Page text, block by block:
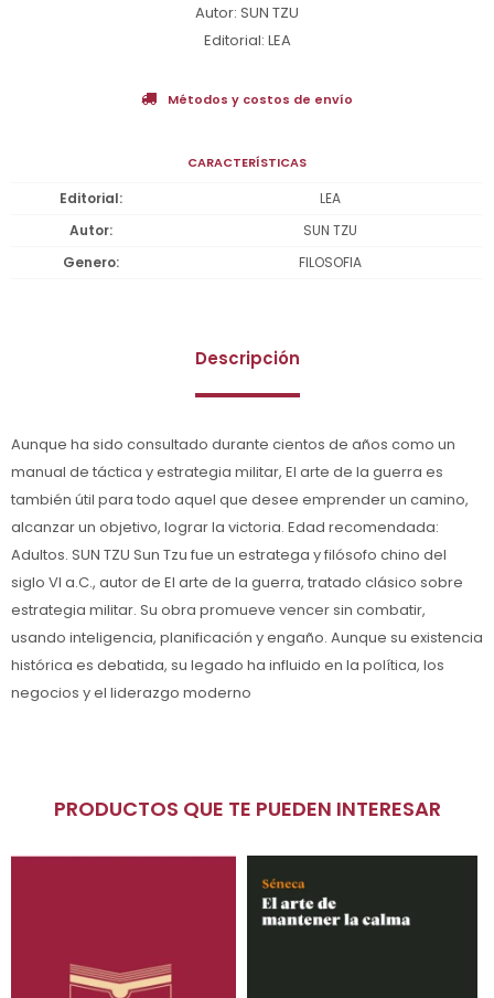
Autor: SUN TZU
Editorial: LEA
Métodos y costos de envío
CARACTERÍSTICAS
Editorial
LEA
Autor
SUN TZU
Genero
FILOSOFIA
Descripción
Aunque ha sido consultado durante cientos de años como un
manual de táctica y estrategia militar, El arte de la guerra es
también útil para todo aquel que desee emprender un camino,
alcanzar un objetivo, lograr la victoria. Edad recomendada:
Adultos. SUN TZU Sun Tzu fue un estratega y filósofo chino del
siglo VI a.C., autor de El arte de la guerra, tratado clásico sobre
estrategia militar. Su obra promueve vencer sin combatir,
usando inteligencia, planificación y engaño. Aunque su existencia
histórica es debatida, su legado ha influido en la política, los
negocios y el liderazgo moderno
PRODUCTOS QUE TE PUEDEN INTERESAR